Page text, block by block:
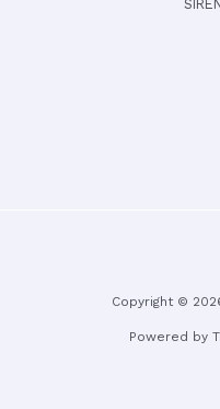
Copyright ©
Powered by